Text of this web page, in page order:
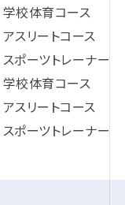
学校体育コース
アスリートコース
スポーツトレーナー
学校体育コース
アスリートコース
スポーツトレーナー